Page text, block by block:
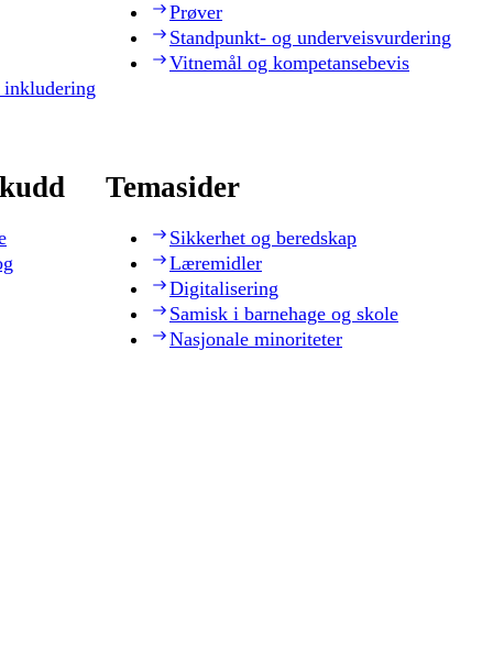
Prøver
Standpunkt- og underveisvurdering
Vitnemål og kompetansebevis
Temasider
Sikkerhet og beredskap
Læremidler
Digitalisering
Samisk i barnehage og skole
Nasjonale minoriteter